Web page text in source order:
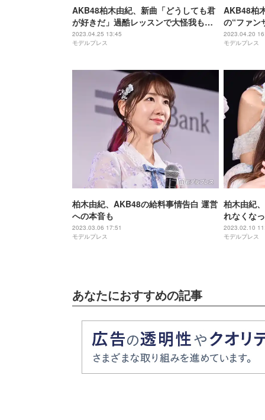
AKB48柏木由紀、新曲「どうしても君
が好きだ」過酷レッスンで大怪我も
「信じられないスピード感で復活」
2023.04.25 13:45
モデルプレス
AKB48柏
の“ファン
2023.04.20
モデルプレス
柏木由紀、AKB48の給料事情告白 運営
への本音も
2023.03.06 17:51
モデルプレス
柏木由紀
れなくな
2023.02.10
モデルプレス
あなたにおすすめの記事